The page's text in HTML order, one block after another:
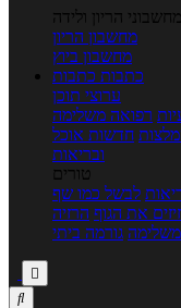
מחשבוני הריון ולידה
מחשבון הריון
מחשבון ביוץ
כתבות כתבות
ערוצי תוכן
רפואה משלימה
חדשות אוכל
ובריאות
טורים
לבשל כמו שף
את הגוף הרזיה
גורמה ביתי

